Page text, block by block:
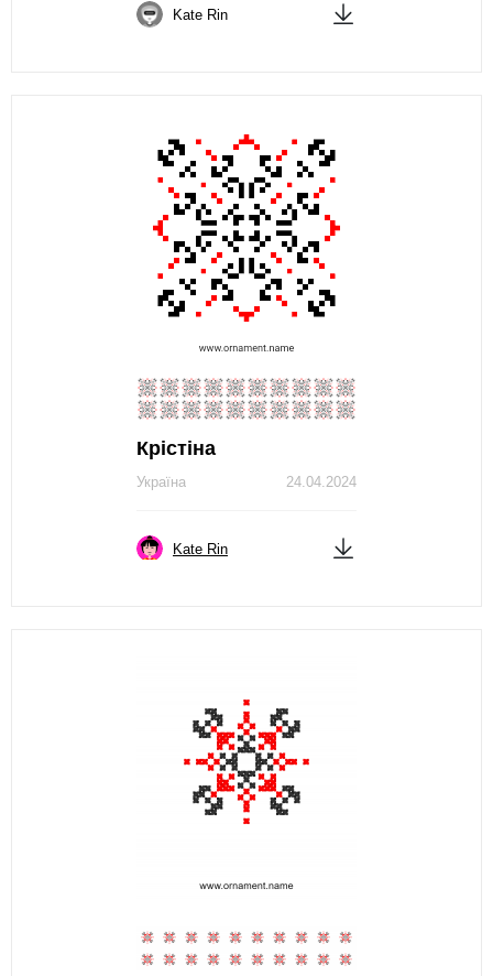
Kate Rin
Крістіна
24.04.2024
Україна
Kate Rin